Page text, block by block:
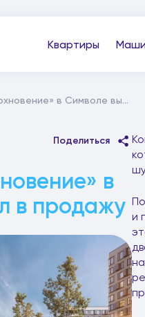
Квартиры
Квартал «Вдохновение» в Символе вышел в продажу
Поделиться
в
в продажу и